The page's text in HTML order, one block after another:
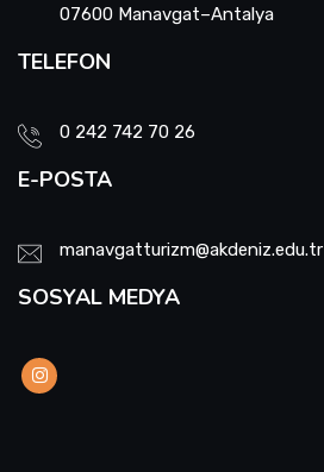
07600 Manavgat–Antalya
TELEFON
0 242 742 70 26
E-POSTA
manavgatturizm@akdeniz.edu.tr
SOSYAL MEDYA